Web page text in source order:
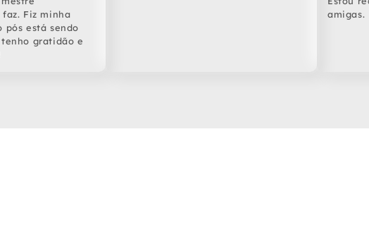
Fiz minha
pós está sendo
gratidão e
amigas.